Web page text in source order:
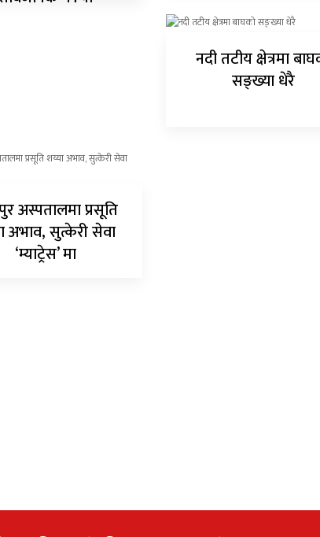
नदी तटीय क्षेत्रमा
सङ्ख्या धेरै
अस्पतालमा प्रसूति
अभाव, सुत्केरी सेवा
‘म्याट्रेस’ मा